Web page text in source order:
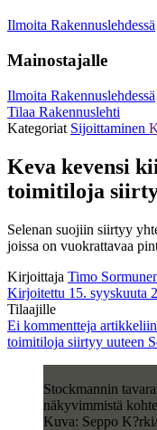
Ilmoita Rakennuslehdessä
Mainostajalle
Ilmoita Rakennuslehdessä
Tilaa Rakennuslehti
Kategoriat Sijoittaminen
Keva kevensi
toimitiloja
Selenan suojiin siirtyy
joissa on vuokrattavaa
Kirjoittaja Timo
Kirjoitettu 15. syyskuuta
Tilaajille
Ei kommentteja
toimitiloja siirtyy uuteen
Stockmannin
näkyvimmistä
Kuva: Seppo